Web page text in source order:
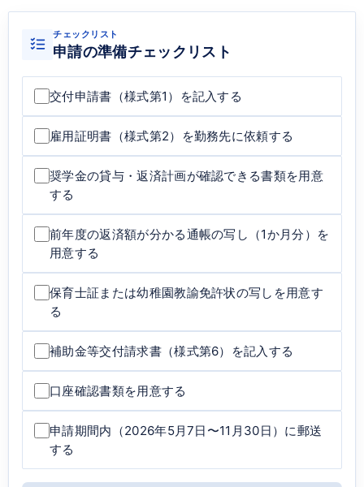
チェックリスト
申請の準備チェックリスト
交付申請書（様式第1）を記入する
雇用証明書（様式第2）を勤務先に依頼する
奨学金の貸与・返済計画が確認できる書類を用意
する
前年度の返済額が分かる通帳の写し（1か月分）を
用意する
保育士証または幼稚園教諭免許状の写しを用意す
る
補助金等交付請求書（様式第6）を記入する
口座確認書類を用意する
申請期間内（2026年5月7日〜11月30日）に郵送
する